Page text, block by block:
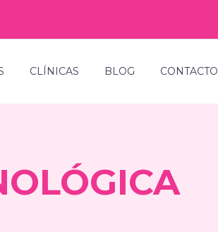
CLÍNICAS BLOG CONTACTO